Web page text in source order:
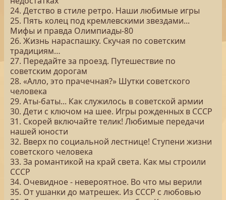
24. Детство в стиле ретро. Наши любимые игры
25. Пять колец под кремлевскими звездами...
Мифы и правда Олимпиады-80
26. Жизнь нараспашку. Скучая по советским
традициям…
27. Передайте за проезд. Путешествие по
советским дорогам
28. «Алло, это прачечная?» Шутки советского
человека
29. Аты-баты... Как служилось в советской армии
30. Дети с ключом на шее. Игры рожденных в СССР
31. Скорей включайте телик! Любимые передачи
нашей юности
32. Вверх по социальной лестнице! Ступени жизни
советского человека
33. За романтикой на край света. Как мы строили
СССР
34. Очевидное - невероятное. Во что мы верили
35. От ушанки до матрешек. Из СССР с любовью